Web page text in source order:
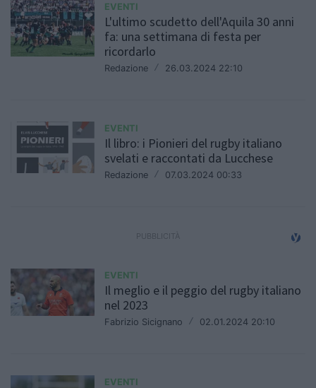
EVENTI
L'ultimo scudetto dell'Aquila 30 anni
fa: una settimana di festa per
ricordarlo
Redazione / 26.03.2024 22:10
EVENTI
Il libro: i Pionieri del rugby italiano
svelati e raccontati da Lucchese
Redazione / 07.03.2024 00:33
EVENTI
Il meglio e il peggio del rugby italiano
nel 2023
Fabrizio Sicignano / 02.01.2024 20:10
EVENTI